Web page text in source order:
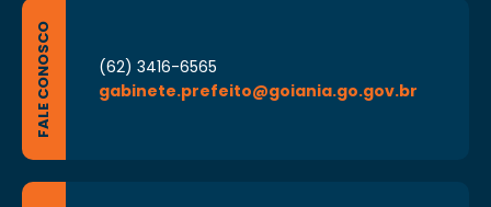
FALE CONOSCO
(62) 3416-6565
gabinete.prefeito@goiania.go.gov.br